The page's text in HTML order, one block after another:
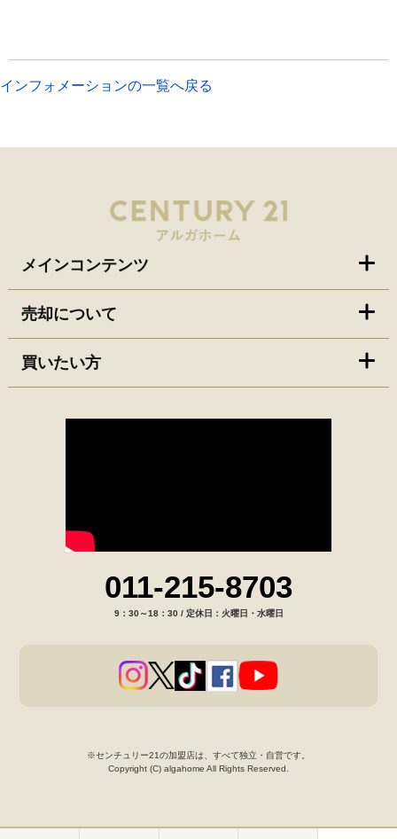
インフォメーションの一覧へ戻る
メインコンテンツ
売却について
買いたい方
011-215-8703
9：30～18：30 / 定休日：火曜日・水曜日
※センチュリー21の加盟店は、すべて独立・自営です。
Copyright (C) algahome All Rights Reserved.